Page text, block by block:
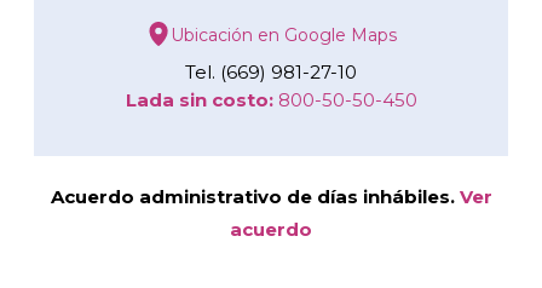
Ubicación en Google Maps
Tel. (669) 981-27-10
Lada sin costo:800-50-50-450
Acuerdo administrativo de días inhábiles. Ver
acuerdo